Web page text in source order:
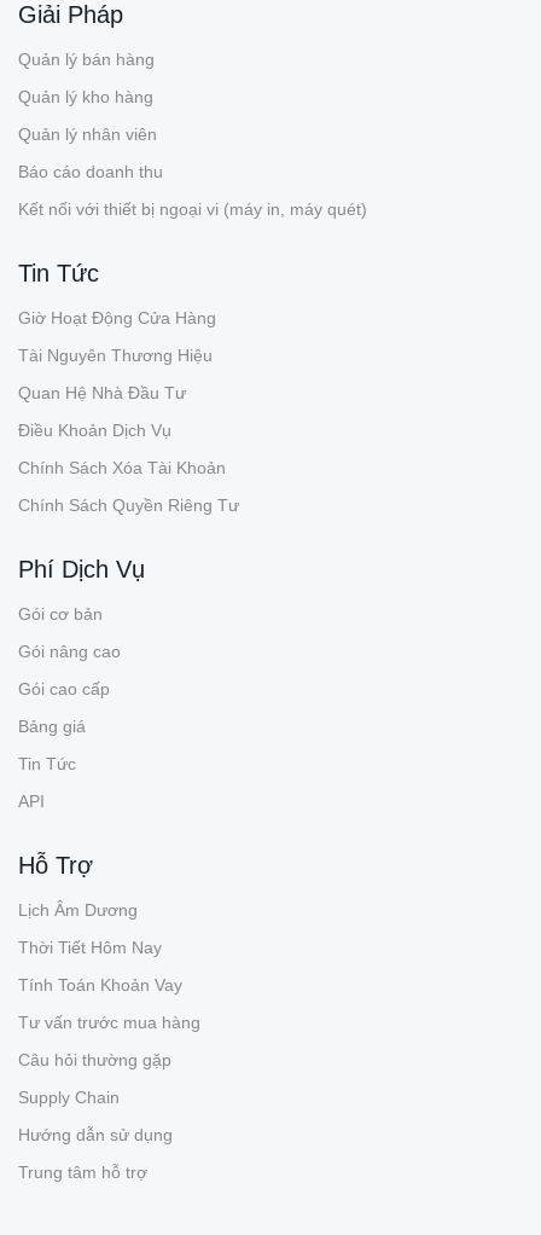
Giải Pháp
Quản lý bán hàng
Quản lý kho hàng
Quản lý nhân viên
Báo cáo doanh thu
Kết nối với thiết bị ngoại vi (máy in, máy quét)
Tin Tức
Giờ Hoạt Động Cửa Hàng
Tài Nguyên Thương Hiệu
Quan Hệ Nhà Đầu Tư
Điều Khoản Dịch Vụ
Chính Sách Xóa Tài Khoản
Chính Sách Quyền Riêng Tư
Phí Dịch Vụ
Gói cơ bản
Gói nâng cao
Gói cao cấp
Bảng giá
Tin Tức
API
Hỗ Trợ
Lịch Âm Dương
Thời Tiết Hôm Nay
Tính Toán Khoản Vay
Tư vấn trước mua hàng
Câu hỏi thường gặp
Supply Chain
Hướng dẫn sử dụng
Trung tâm hỗ trợ